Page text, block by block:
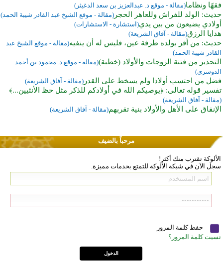
فقهًا ونظاما(مقالة - موقع د. عبدالعزيز بن سعد الدغيثر)
حديث: الولد للفراش وللعاهر الحجر (مقالة - موقع الشيخ عبد القادر شيبة الحمد)
أولادي يضيعون من بين يدي(استشارة - الاستشارات)
هدايا الرزق(مقالة - آفاق الشريعة)
حديث: من أقر بولده طرفة عين، فليس له أن ينفيه(مقالة - موقع الشيخ عبد
القادر شيبة الحمد)
التحذير من فتنة الزوجات والأولاد (خطبة)(مقالة - موقع د. محمود بن أحمد
الدوسري)
فضل من احتسب أولادا ولم يسخط على القدر (مقالة - آفاق الشريعة)
تفسير قوله تعالى: ﴿يوصيكم الله في أولادكم للذكر مثل حظ الأنثيين...﴾
(مقالة - آفاق الشريعة)
الإنفاق على الأهل والأولاد بنية تقربهم(مقالة - آفاق الشريعة)
مرحباً بالضيف
الألوكة تقترب منك أكثر!
سجل الآن في شبكة الألوكة للتمتع بخدمات مميزة.
حفظ كلمة المرور
نسيت كلمة المرور؟